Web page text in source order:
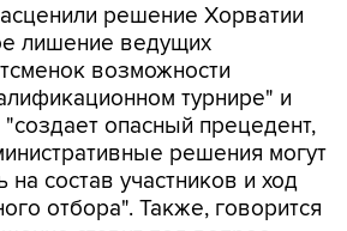
решение Хорватии
лишение ведущих
возможности
турнире" и
"создает опасный прецедент,
решения могут
на состав участников и ход
отбора". Также, говорится